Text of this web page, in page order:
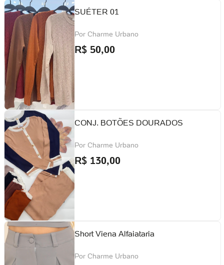
SUÉTER 01
Por Charme Urbano
R$ 50,00
CONJ. BOTÕES DOURADOS
Por Charme Urbano
R$ 130,00
Short Viena Alfaiataria
Por Charme Urbano